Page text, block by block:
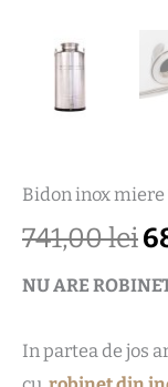
Bidon inox miere
741,00lei
NU ARE
In partea de jos